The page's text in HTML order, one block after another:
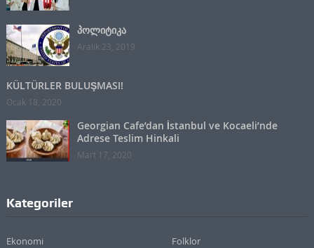
პოლიტიკა
Aralık 23, 2019
KÜLTÜRLER BULUŞMASI!
Ocak 18, 2020
Georgian Cafe’dan İstanbul ve Kocaeli’nde
Adrese Teslim Hinkali
Mart 17, 2020
Kategoriler
Ekonomi Folklor